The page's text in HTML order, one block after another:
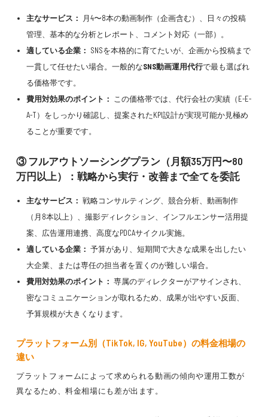
主なサービス：
月4〜8本の動画制作（企画含む）、日々の投稿
管理、基本的な分析とレポート、コメント対応（一部）。
適している企業： SNSを本格的に育てたいが、企画から投稿まで
一貫して任せたい場合。一般的なSNS動画運用代行で最も選ばれ
る価格帯です。
費用対効果のポイント：
この価格帯では、代行会社の実績（E-E-
A-T）をしっかり確認し、提案されたKPI設計が実現可能か見極め
ることが重要です。
③ フルアウトソーシングプラン（月額35万円〜80
万円以上）：戦略から実行・改善まで全てを委託
主なサービス： 戦略コンサルティング、競合分析、動画制作
（月8本以上）、撮影ディレクション、インフルエンサー活用提
案、広告運用連携、高度なPDCAサイクル実施。
適している企業： 予算があり、短期間で大きな成果を出したい
大企業、または専任の担当者を置くのが難しい場合。
費用対効果のポイント： 専属のディレクターがアサインされ、
密なコミュニケーションが取れるため、成果が出やすい反面、
予算規模が大きくなります。
プラットフォーム別（TikTok, IG, YouTube）の料金相場の
違い
プラットフォームによって求められる動画の傾向や運用工数が
異なるため、料金相場にも差が出ます。